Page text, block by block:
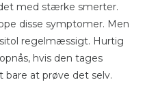
med stærke smerter.
disse symptomer. Men
regelmæssigt. Hurtig
hvis den tages
bare at prøve det selv.